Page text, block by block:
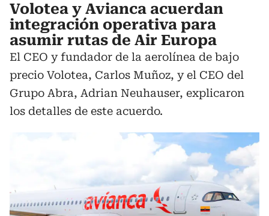
Volotea y Avianca acuerdan
integración operativa para
asumir rutas de Air Europa
El CEO y fundador de la aerolínea de bajo
precio Volotea, Carlos Muñoz, y el CEO del
Grupo Abra, Adrian Neuhauser, explicaron
los detalles de este acuerdo.